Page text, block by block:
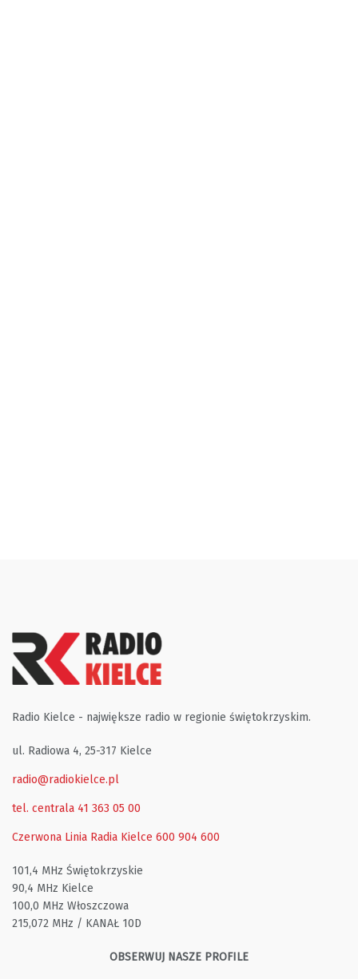
Radio Kielce - największe radio w regionie świętokrzyskim.
ul. Radiowa 4, 25-317 Kielce
radio@radiokielce.pl
tel. centrala 41 363 05 00
Czerwona Linia Radia Kielce 600 904 600
101,4 MHz Świętokrzyskie
90,4 MHz Kielce
100,0 MHz Włoszczowa
215,072 MHz / KANAŁ 10D
OBSERWUJ NASZE PROFILE